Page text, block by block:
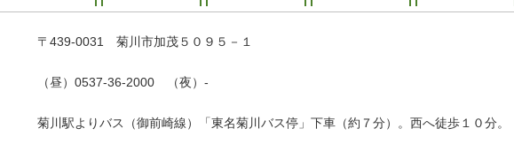
〒439-0031 菊川市加茂５０９５－１
（昼）0537-36-2000 （夜）-
菊川駅よりバス（御前崎線）「東名菊川バス停」下車（約７分）。西へ徒歩１０分。